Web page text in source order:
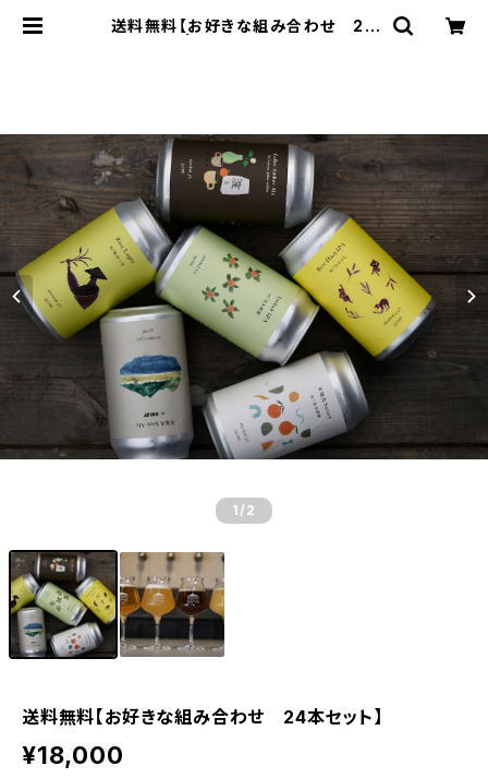
送料無料【お好きな組み合わせ 24
1 /2
送料無料【お好きな組み合わせ 24本セット】
¥18,000